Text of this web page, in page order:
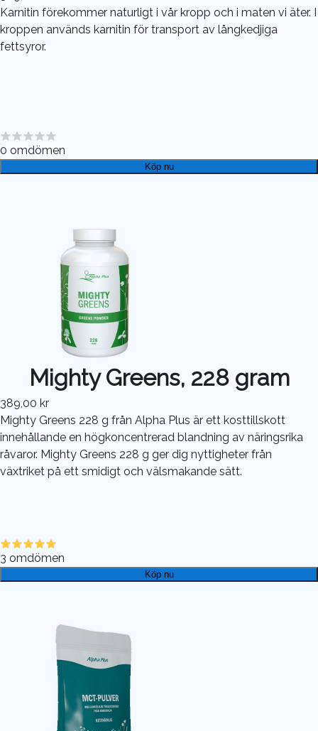
Karnitin förekommer naturligt i vår kropp och i maten vi äter. I
kroppen används karnitin för transport av långkedjiga
fettsyror.
0 omdömen
Köp nu
Mighty Greens, 228 gram
389,00 kr
Mighty Greens 228 g från Alpha Plus är ett kosttillskott
innehållande en högkoncentrerad blandning av näringsrika
råvaror. Mighty Greens 228 g ger dig nyttigheter från
växtriket på ett smidigt och välsmakande sätt.
3 omdömen
Köp nu